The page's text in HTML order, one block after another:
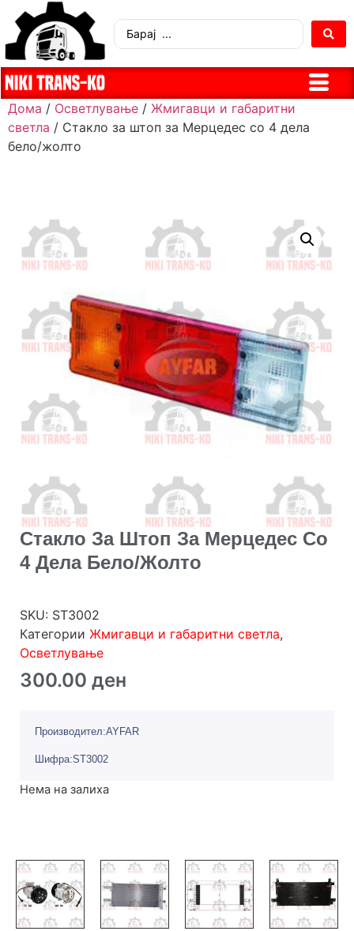
Дома / Осветлување / Жмигавци и габаритни
светла / Стакло за штоп за Мерцедес со 4 дела
бело/жолто
Стакло За Штоп За Мерцедес Со
4 Дела Бело/жолто
SKU: ST3002
Категории Жмигавци и габаритни светла,
Осветлување
300.00 ден
Производител:AYFAR
Шифра:ST3002
Нема на залиха